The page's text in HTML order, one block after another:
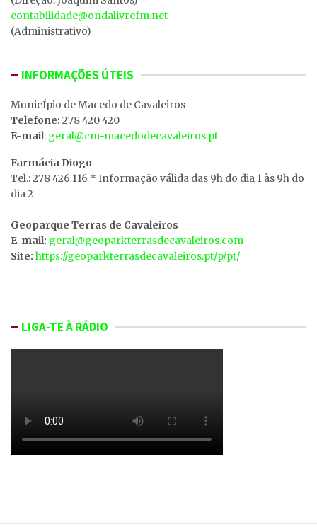
contabilidade@ondalivrefm.net
(Administrativo)
INFORMAÇÕES ÚTEIS
MunicÍpio de Macedo de Cavaleiros
Telefone: 278 420 420
E-mail: geral@cm-macedodecavaleiros.pt
Farmácia Diogo
Tel.: 278 426 116 * Informação válida das 9h do dia 1 às 9h do
dia 2
Geoparque Terras de Cavaleiros
E-mail: geral@geoparkterrasdecavaleiros.com
Site: https://geoparkterrasdecavaleiros.pt/p/pt/
LIGA-TE À RÁDIO